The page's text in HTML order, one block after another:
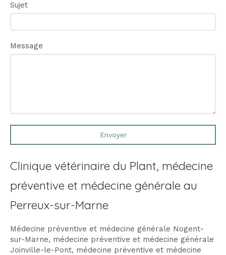
Sujet
Message
Envoyer
Clinique vétérinaire du Plant, médecine
préventive et médecine générale au
Perreux-sur-Marne
Médecine préventive et médecine générale Nogent-
sur-Marne, médecine préventive et médecine générale
Joinville-le-Pont, médecine préventive et médecine